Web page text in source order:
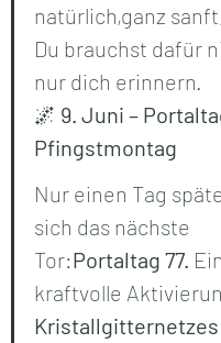
natürlich,ganz
Du brauchst dafür
nur dich erinnern.
🌌 9. Juni –
Pfingstmontag
Nur einen Tag
sich das nächste
Tor:Portaltag 77.
kraftvolle